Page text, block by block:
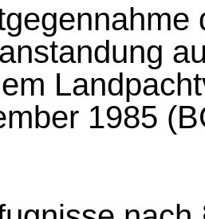
1985